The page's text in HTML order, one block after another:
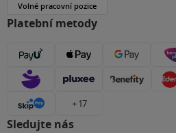
Volné pracovní pozice
Platební metody
+ 17
Sledujte nás